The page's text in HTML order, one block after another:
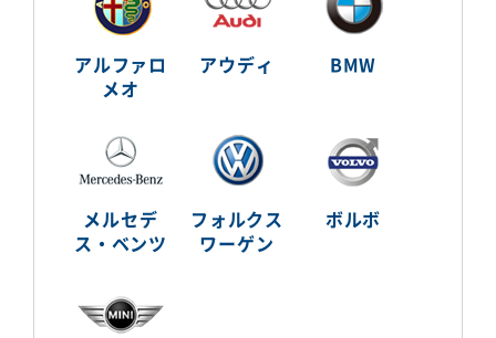
アルファロ
メオ
アウディ BMW
メルセデ
ス・ベンツ
フォルクス
ワーゲン
ボルボ